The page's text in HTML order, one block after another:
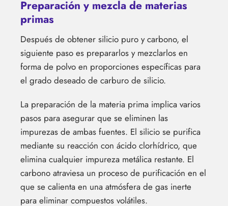
Preparación y mezcla de materias
primas
Después de obtener silicio puro y carbono, el
siguiente paso es prepararlos y mezclarlos en
forma de polvo en proporciones específicas para
el grado deseado de carburo de silicio.
La preparación de la materia prima implica varios
pasos para asegurar que se eliminen las
impurezas de ambas fuentes. El silicio se purifica
mediante su reacción con ácido clorhídrico, que
elimina cualquier impureza metálica restante. El
carbono atraviesa un proceso de purificación en el
que se calienta en una atmósfera de gas inerte
para eliminar compuestos volátiles.